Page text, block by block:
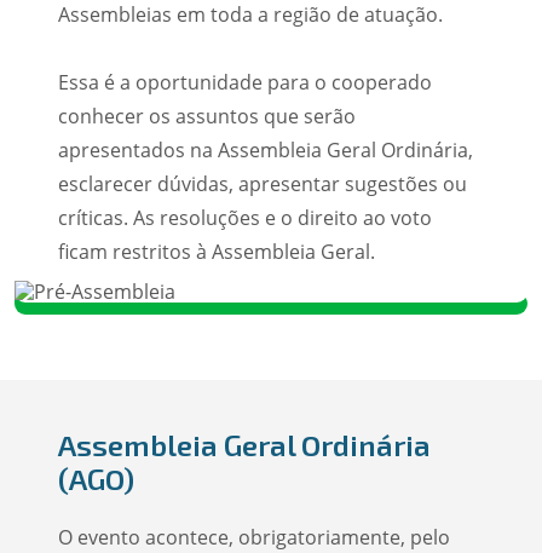
Assembleias em toda a região de atuação.
Essa é a oportunidade para o cooperado
conhecer os assuntos que serão
apresentados na Assembleia Geral Ordinária,
esclarecer dúvidas, apresentar sugestões ou
críticas. As resoluções e o direito ao voto
ficam restritos à Assembleia Geral.
Assembleia Geral Ordinária
(AGO)
O evento acontece, obrigatoriamente, pelo